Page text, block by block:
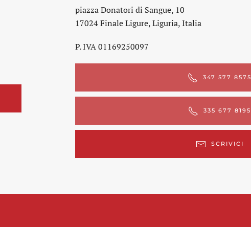
piazza Donatori di Sangue, 10
17024 Finale Ligure, Liguria, Italia
P. IVA 01169250097
347 577 8575
335 677 8195
SCRIVICI